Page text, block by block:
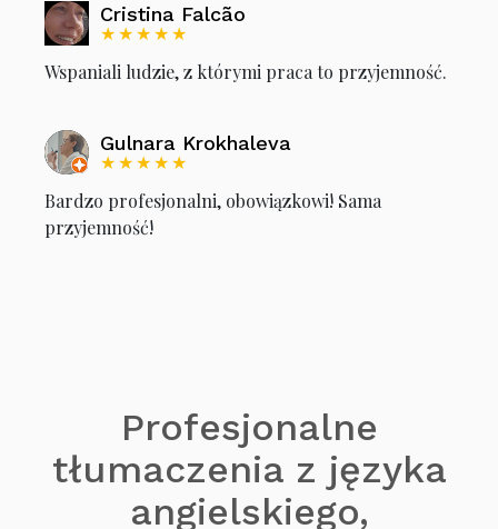
Cristina Falcão
★★★★★
Wspaniali ludzie, z którymi praca to przyjemność.
Gulnara Krokhaleva
★★★★★
Bardzo profesjonalni, obowiązkowi! Sama
przyjemność!
Profesjonalne
tłumaczenia z języka
angielskiego,